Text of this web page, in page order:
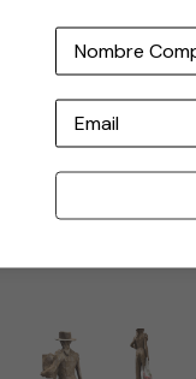
Nombre
Email